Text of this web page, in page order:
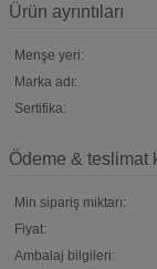
Ürün ayrıntıları
Menşe yeri:
Marka adı:
Sertifika:
Ödeme & teslimat
Min sipariş miktarı:
Fiyat:
Ambalaj bilgileri: